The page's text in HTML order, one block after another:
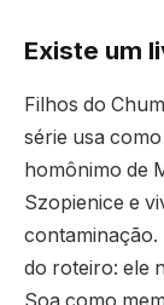
Existe um
Filhos do
série usa
homônimo de
Szopienice e
contaminação.
do roteiro: ele